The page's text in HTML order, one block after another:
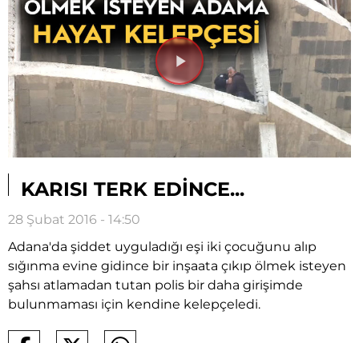
Videoyu
Oynat
KARISI TERK EDİNCE...
28 Şubat 2016 - 14:50
Adana'da şiddet uyguladığı eşi iki çocuğunu alıp
sığınma evine gidince bir inşaata çıkıp ölmek isteyen
şahsı atlamadan tutan polis bir daha girişimde
bulunmaması için kendine kelepçeledi.